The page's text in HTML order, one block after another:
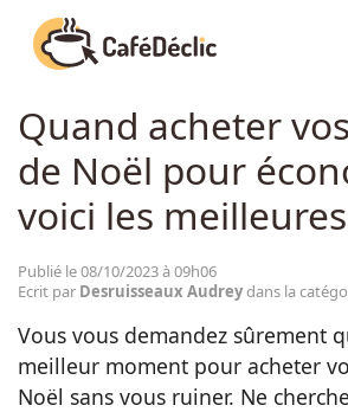
Créativité
Divertissement
CAFÉDÉCLIC ARTICLES ASTUCES
Quand acheter
de Noël pour
voici les
Publié le 08/10/2023 à 09h06
Ecrit par Desruisseaux Audreydans la
Vous vous demandez sûrement
meilleur moment pour acheter
Noël sans vous ruiner. Ne